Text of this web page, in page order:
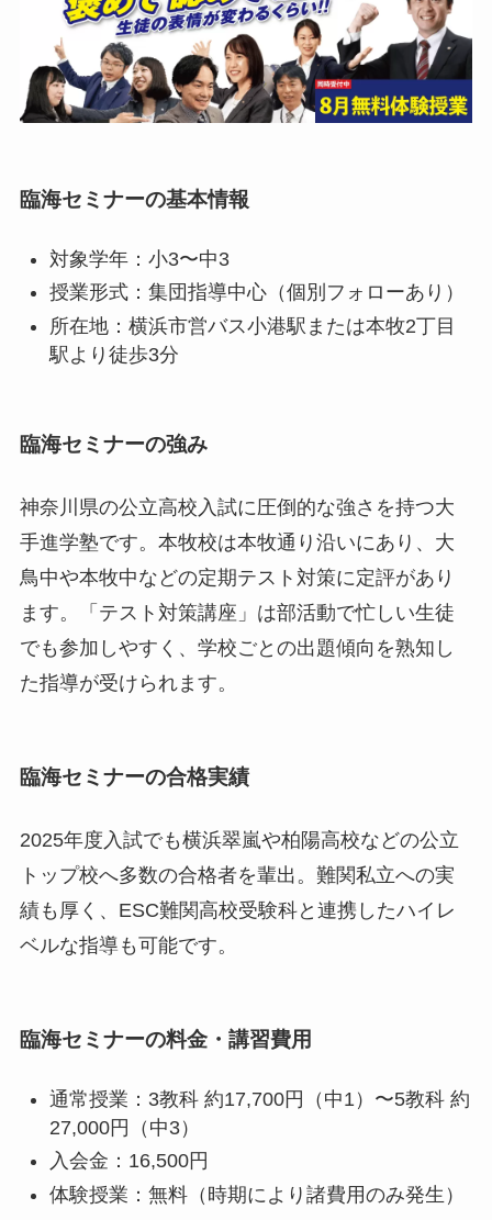
臨海セミナーの基本情報
対象学年：小3〜中3
授業形式：集団指導中心（個別フォローあり）
所在地：横浜市営バス小港駅または本牧2丁目
駅より徒歩3分
臨海セミナーの強み
神奈川県の公立高校入試に圧倒的な強さを持つ大
手進学塾です。本牧校は本牧通り沿いにあり、大
鳥中や本牧中などの定期テスト対策に定評があり
ます。「テスト対策講座」は部活動で忙しい生徒
でも参加しやすく、学校ごとの出題傾向を熟知し
た指導が受けられます。
臨海セミナーの合格実績
2025年度入試でも横浜翠嵐や柏陽高校などの公立
トップ校へ多数の合格者を輩出。難関私立への実
績も厚く、ESC難関高校受験科と連携したハイレ
ベルな指導も可能です。
臨海セミナーの料金・講習費用
通常授業：3教科 約17,700円（中1）〜5教科 約
27,000円（中3）
入会金：16,500円
体験授業：無料（時期により諸費用のみ発生）